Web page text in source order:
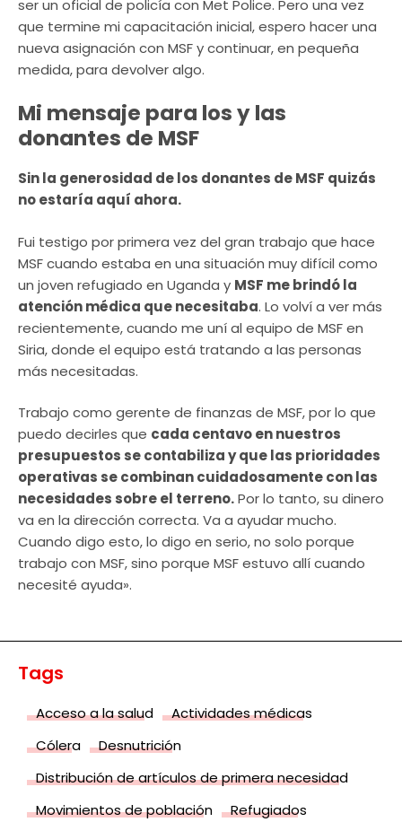
ser un oficial de policía con Met Police. Pero una vez
que termine mi capacitación inicial, espero hacer una
nueva asignación con MSF y continuar, en pequeña
medida, para devolver algo.
Mi mensaje para los y las
donantes de MSF
Sin la generosidad de los donantes de MSF quizás
no estaría aquí ahora.
Fui testigo por primera vez del gran trabajo que hace
MSF cuando estaba en una situación muy difícil como
un joven refugiado en Uganda y MSF me brindó la
atención médica que necesitaba. Lo volví a ver más
recientemente, cuando me uní al equipo de MSF en
Siria, donde el equipo está tratando a las personas
más necesitadas.
Trabajo como gerente de finanzas de MSF, por lo que
puedo decirles que cada centavo en nuestros
presupuestos se contabiliza y que las prioridades
operativas se combinan cuidadosamente con las
necesidades sobre el terreno.Por lo tanto, su dinero
va en la dirección correcta. Va a ayudar mucho.
Cuando digo esto, lo digo en serio, no solo porque
trabajo con MSF, sino porque MSF estuvo allí cuando
necesité ayuda».
Tags
Acceso a la salud
Actividades médicas
Cólera
Desnutrición
Distribución de artículos de primera necesidad
Movimientos de población
Refugiados